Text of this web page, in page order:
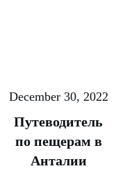
December 30, 2022
Путеводитель
по пещерам в
Анталии